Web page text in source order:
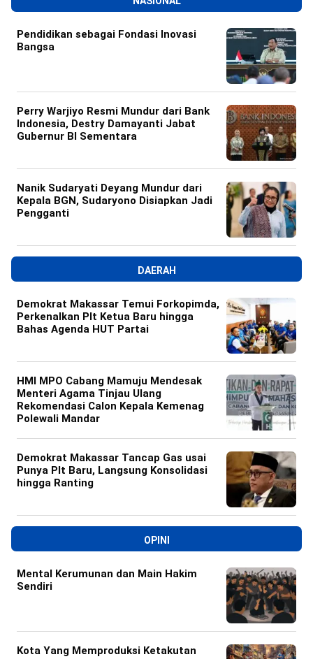
Pendidikan sebagai Fondasi Inovasi
Bangsa
Perry Warjiyo Resmi Mundur dari Bank
Indonesia, Destry Damayanti Jabat
Gubernur BI Sementara
Nanik Sudaryati Deyang Mundur dari
Kepala BGN, Sudaryono Disiapkan Jadi
Pengganti
DAERAH
Demokrat Makassar Temui Forkopimda,
Perkenalkan Plt Ketua Baru hingga
Bahas Agenda HUT Partai
HMI MPO Cabang Mamuju Mendesak
Menteri Agama Tinjau Ulang
Rekomendasi Calon Kepala Kemenag
Polewali Mandar
Demokrat Makassar Tancap Gas usai
Punya Plt Baru, Langsung Konsolidasi
hingga Ranting
OPINI
Mental Kerumunan dan Main Hakim
Sendiri
Kota Yang Memproduksi Ketakutan